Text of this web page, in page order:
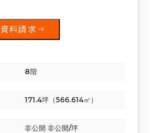
資料請求
8階
171.4坪（566.614㎡）
非公開 非公開/坪